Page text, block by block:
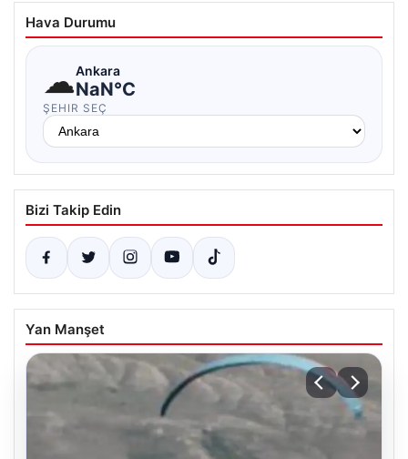
Hava Durumu
☁Ankara
NaN°C
ŞEHIR SEÇ
Bizi Takip Edin
Yan Manşet